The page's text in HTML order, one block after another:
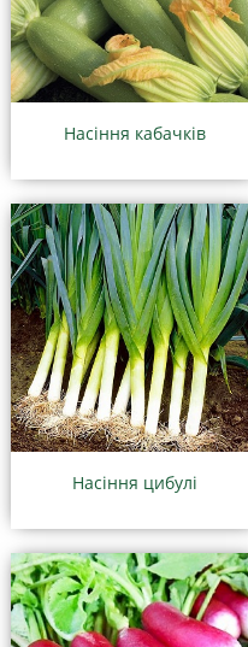
Насіння кабачків
Насіння цибулі